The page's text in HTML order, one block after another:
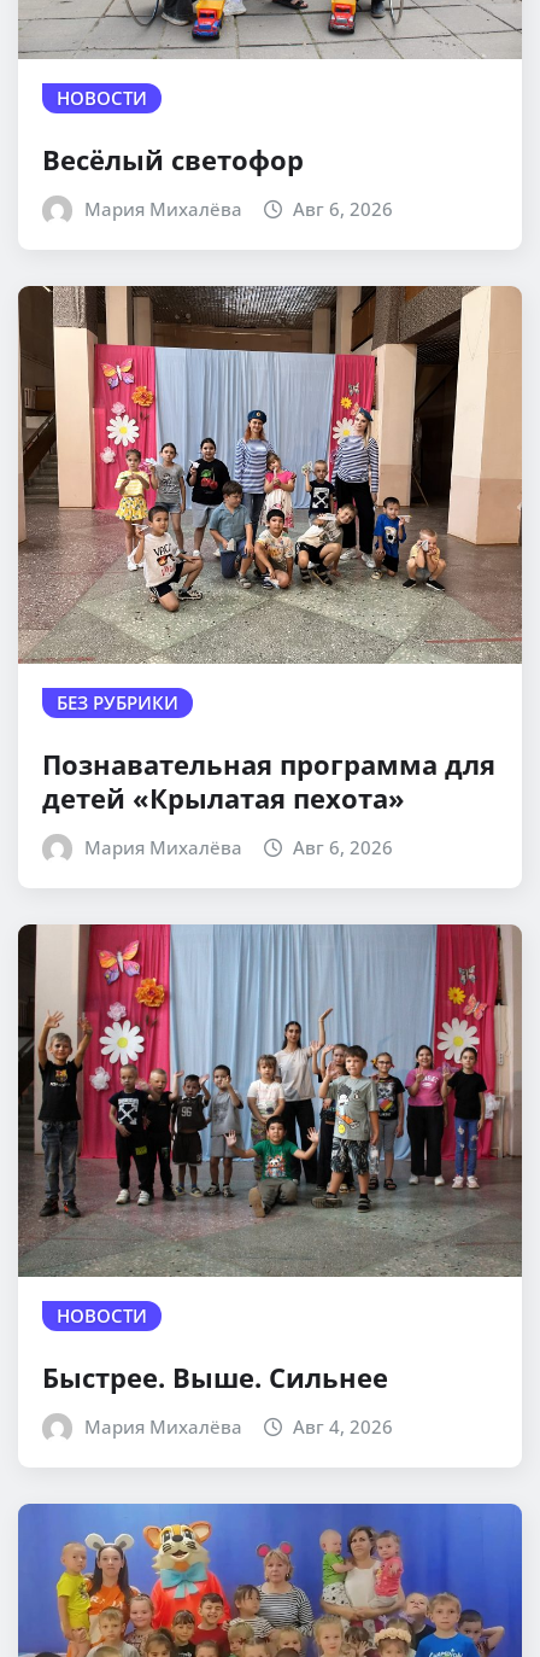
НОВОСТИ
Весёлый светофор
Мария Михалёва Авг 6, 2026
БЕЗ РУБРИКИ
Познавательная программа для
детей «Крылатая пехота»
Мария Михалёва Авг 6, 2026
НОВОСТИ
Быстрее. Выше. Сильнее
Мария Михалёва Авг 4, 2026